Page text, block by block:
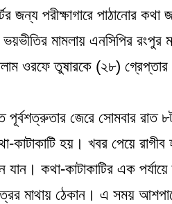
জন্য পরীক্ষাগারে পাঠানোর
মামলায় এনসিপির রংপুর
ওরফে তুষারকে (২৮) গ্রেপ্তার
পূর্বশত্রুতার জেরে সোমবার রাত
হয়। খবর পেয়ে রাগীব
কথা-কাটাকাটির এক
মাথায় ঠেকান। এ সময়